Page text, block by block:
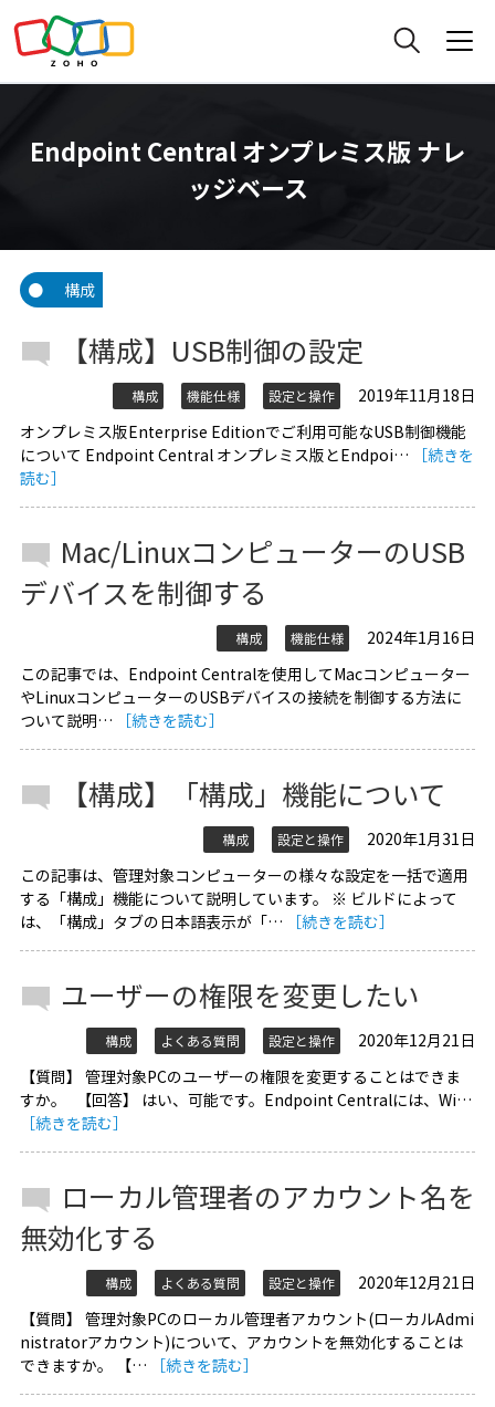
Endpoint Central オンプレミス版 ナレ
ッジベース
構成
【構成】USB制御の設定
構成 機能仕様 設定と操作
2019年11月18日
オンプレミス版Enterprise Editionでご利用可能なUSB制御機能
について Endpoint Central オンプレミス版とEndpoi…
［続きを
読む］
Mac/LinuxコンピューターのUSB
デバイスを制御する
構成 機能仕様
2024年1月16日
この記事では、Endpoint Centralを使用してMacコンピューター
やLinuxコンピューターのUSBデバイスの接続を制御する方法に
ついて説明…
［続きを読む］
【構成】「構成」機能について
構成 設定と操作
2020年1月31日
この記事は、管理対象コンピューターの様々な設定を一括で適用
する「構成」機能について説明しています。 ※ ビルドによって
は、「構成」タブの日本語表示が「…
［続きを読む］
ユーザーの権限を変更したい
構成 よくある質問 設定と操作
2020年12月21日
【質問】 管理対象PCのユーザーの権限を変更することはできま
すか。 【回答】 はい、可能です。Endpoint Centralには、Wi…
［続きを読む］
ローカル管理者のアカウント名を
無効化する
構成 よくある質問 設定と操作
2020年12月21日
【質問】 管理対象PCのローカル管理者アカウント(ローカルAdmi
nistratorアカウント)について、アカウントを無効化することは
できますか。 【…
［続きを読む］